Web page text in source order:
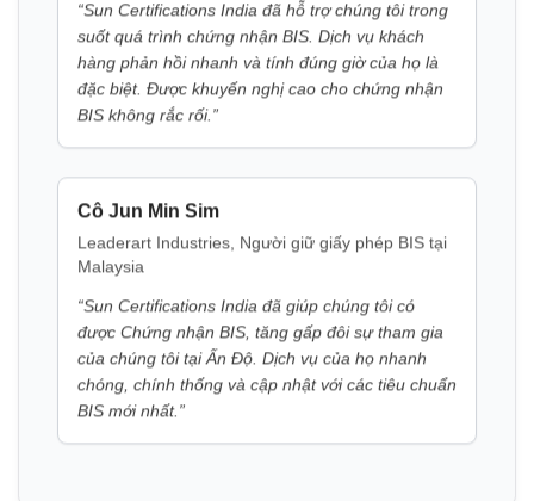
đặc biệt. Được khuyến nghị cao cho chứng nhận
BIS không rắc rối.
Cô Jun Min Sim
Leaderart Industries, Người giữ giấy phép BIS tại
Malaysia
“Sun Certifications India đã giúp chúng tôi có
được Chứng nhận BIS, tăng gấp đôi sự tham gia
của chúng tôi tại Ấn Độ. Dịch vụ của họ nhanh
chóng, chính thống và cập nhật với các tiêu chuẩn
BIS mới nhất.”
Cô Fatima